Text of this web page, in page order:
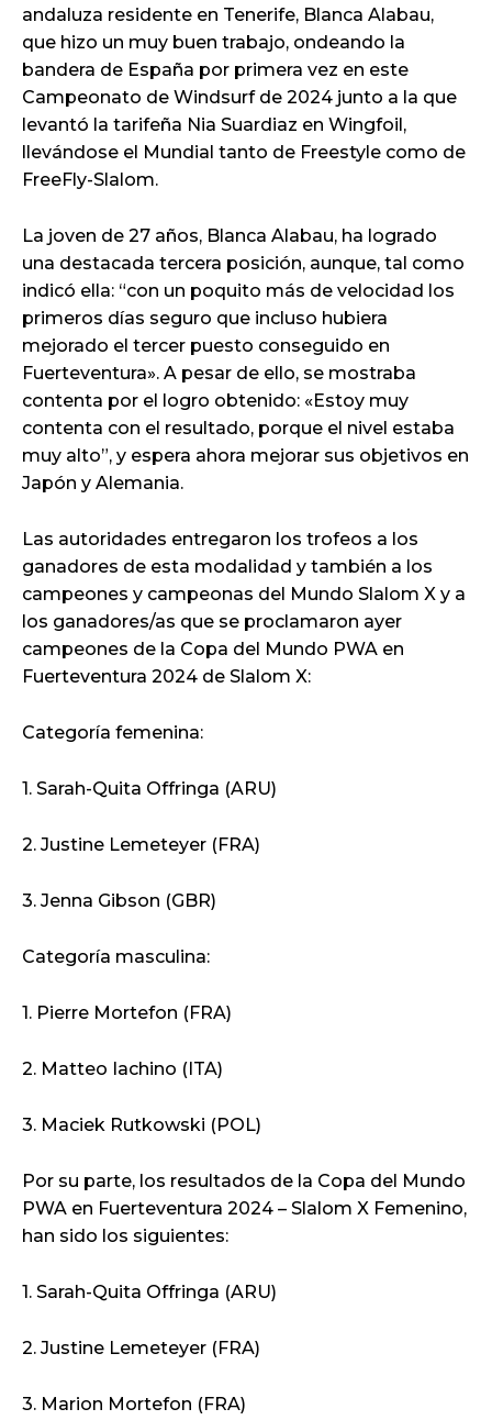
andaluza residente en Tenerife, Blanca Alabau,
que hizo un muy buen trabajo, ondeando la
bandera de España por primera vez en este
Campeonato de Windsurf de 2024 junto a la que
levantó la tarifeña Nia Suardiaz en Wingfoil,
llevándose el Mundial tanto de Freestyle como de
FreeFly-Slalom.
La joven de 27 años, Blanca Alabau, ha logrado
una destacada tercera posición, aunque, tal como
indicó ella: “con un poquito más de velocidad los
primeros días seguro que incluso hubiera
mejorado el tercer puesto conseguido en
Fuerteventura». A pesar de ello, se mostraba
contenta por el logro obtenido: «Estoy muy
contenta con el resultado, porque el nivel estaba
muy alto”, y espera ahora mejorar sus objetivos en
Japón y Alemania.
Las autoridades entregaron los trofeos a los
ganadores de esta modalidad y también a los
campeones y campeonas del Mundo Slalom X y a
los ganadores/as que se proclamaron ayer
campeones de la Copa del Mundo PWA en
Fuerteventura 2024 de Slalom X:
Categoría femenina:
1. Sarah-Quita Offringa (ARU)
2. Justine Lemeteyer (FRA)
3. Jenna Gibson (GBR)
Categoría masculina:
1. Pierre Mortefon (FRA)
2. Matteo Iachino (ITA)
3. Maciek Rutkowski (POL)
Por su parte, los resultados de la Copa del Mundo
PWA en Fuerteventura 2024 – Slalom X Femenino,
han sido los siguientes:
1. Sarah-Quita Offringa (ARU)
2. Justine Lemeteyer (FRA)
3. Marion Mortefon (FRA)